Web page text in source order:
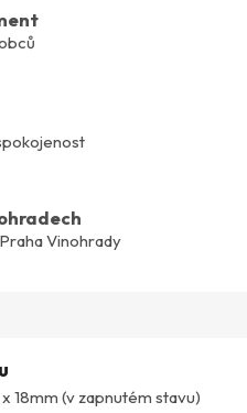
Vinohrady
18mm (v zapnutém stavu)